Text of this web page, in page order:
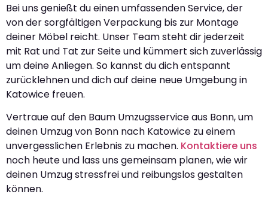
Bei uns genießt du einen umfassenden Service, der
von der sorgfältigen Verpackung bis zur Montage
deiner Möbel reicht. Unser Team steht dir jederzeit
mit Rat und Tat zur Seite und kümmert sich zuverlässig
um deine Anliegen. So kannst du dich entspannt
zurücklehnen und dich auf deine neue Umgebung in
Katowice freuen.
Vertraue auf den Baum Umzugsservice aus Bonn, um
deinen Umzug von Bonn nach Katowice zu einem
unvergesslichen Erlebnis zu machen. Kontaktiere uns
noch heute und lass uns gemeinsam planen, wie wir
deinen Umzug stressfrei und reibungslos gestalten
können.